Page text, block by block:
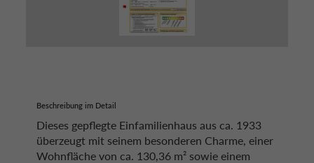
Beschreibung im Detail
Dieses gepflegte Einfamilienhaus aus ca. 1933
überzeugt mit seinem besonderen Charme, einer
Wohnfläche von ca. 130,36 m² sowie einem